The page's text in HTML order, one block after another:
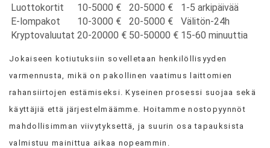
Luottokortit
10-5000 € 20-5000 €
1-5 arkipäivää
E-lompakot
10-3000 € 20-5000 €
Välitön-24h
Kryptovaluutat 20-20000 € 50-50000 € 15-60 minuuttia
Jokaiseen kotiutuksiin sovelletaan henkilöllisyyden
varmennusta, mikä on pakollinen vaatimus laittomien
rahansiirtojen estämiseksi. Kyseinen prosessi suojaa sekä
käyttäjiä että järjestelmäämme. Hoitamme nostopyynnöt
mahdollisimman viivytyksettä, ja suurin osa tapauksista
valmistuu mainittua aikaa nopeammin.